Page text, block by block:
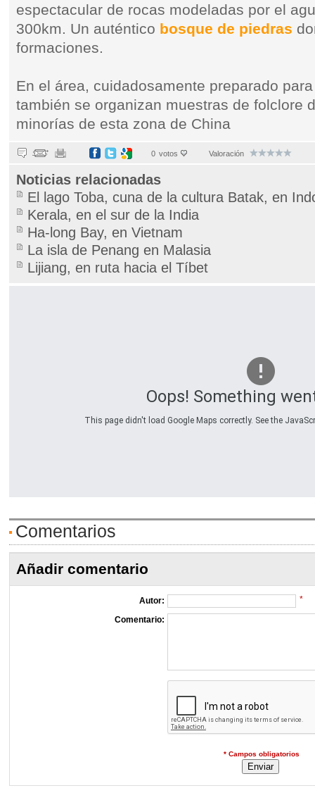
espectacular de rocas modeladas por el
300km. Un auténtico bosque de piedras
formaciones.
En el área, cuidadosamente preparado
también se organizan muestras de folclore
minorías de esta zona de China
0 votos Valoración
Noticias relacionadas
El lago Toba, cuna de la cultura Batak, en
Kerala, en el sur de la India
Ha-long Bay, en Vietnam
La isla de Penang en Malasia
Lijiang, en ruta hacia el Tíbet
Oops! Something
This page didn't load Google Maps correctly. See the
Comentarios
Añadir comentario
Autor: *
Comentario:
* Campos obligatorios